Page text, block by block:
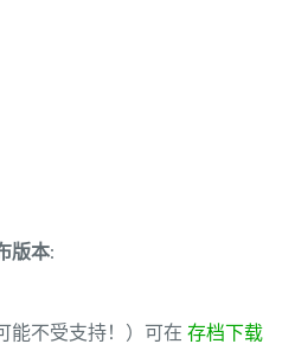
版本:
能不受支持！）可在 存档下载